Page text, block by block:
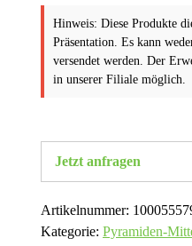
Hinweis: Diese Produkte
Präsentation. Es kann
versendet werden. Der
in unserer Filiale möglich.
Jetzt anfragen
Artikelnummer:
Kategorie: Pyramiden-